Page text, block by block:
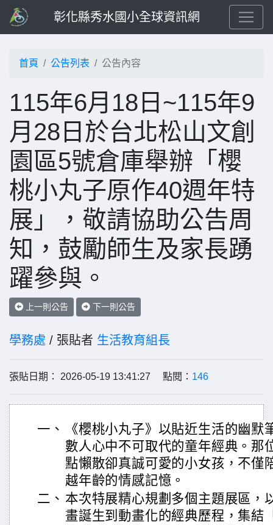
彰化縣秀水國小全球資訊網
首頁 公告列表 公告內容
115年6月18日~115年9
月28日於台北松山文創
園區5號倉庫舉辦「櫻
桃小丸子原作40週年特
展」，敬請協助公告周
知，鼓勵師生及家長踴
躍參與。
上一則公告 下一則公告
學務處 / 張貼者 生活教育組長
張貼日期： 2026-05-19 13:41:27 點閱： 146
一、
《櫻桃小丸子》以貼近生活的幽
數人心中不可取代的童年經典。那
點懶散卻真誠可愛的小女孩，不僅
越年齡的情感記憶。
二、 本次特展精心規劃多個主題展區，
畫誕生到動畫化的經典歷程，集結